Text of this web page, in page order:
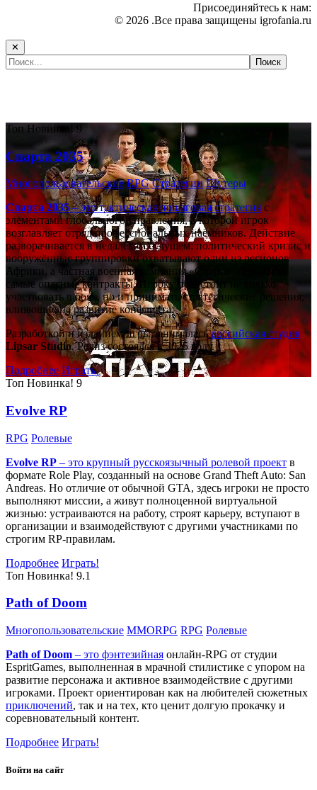
Присоединяйтесь к нам:
© 2026 .Все права защищены igrofania.ru
✕
Топ Новинка! 9
Спарта 2035
Многопользовательские RPG Стратегии Шутеры
Спарта 2035– это тактическаяпошаговая стратегияс
элементами глобального управления, в которой игрок
возглавляет отряд профессиональных наёмников. Действие
разворачивается в недалёком будущем: политический кризис и
вооружённые группировки охватывают один из регионов
Африки, а частная военная компания «Спарта» берётся за
самые опасные контракты. Игроку предстоит не только
участвовать в боях, но и принимать стратегические решения,
влияющие на развитие конфликта.
Разработкой и изданием игры занималасьроссийская студия
Lipsar Studio. Релиз состоялся в 2025 году.
Подробнее Играть!
Топ Новинка! 9
Evolve RP
RPG Ролевые
Evolve RP – это крупный русскоязычный ролевой проект в
формате Role Play, созданный на основе Grand Theft Auto: San
Andreas. Но отличие от обычной GTA, здесь игроки не просто
выполняют миссии, а живут полноценной виртуальной
жизнью: устраиваются на работу, строят карьеру, вступают в
организации и взаимодействуют с другими участниками по
строгим RP-правилам.
Подробнее Играть!
Топ Новинка! 9.1
Path of Doom
Многопользовательские MMORPG RPG Ролевые
Path of Doom – это фэнтезийная онлайн-RPG от студии
EspritGames, выполненная в мрачной стилистике с упором на
развитие персонажа и активное взаимодействие с другими
игроками. Проект ориентирован как на любителей сюжетных
приключений, так и на тех, кто ценит долгую прокачку и
соревновательный контент.
Подробнее Играть!
Войти на сайт